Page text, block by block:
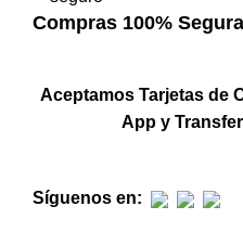
Compras 100%
Aceptamos Tarjetas de
App y
Síguenos en: